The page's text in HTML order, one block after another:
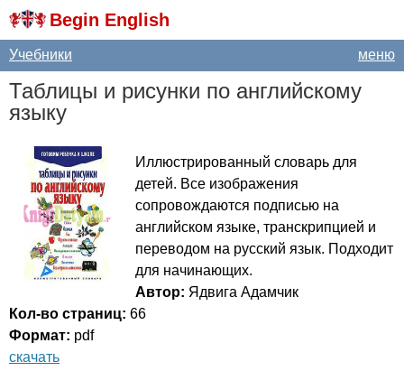
Begin English
меню
Учебники
Таблицы и рисунки по английскому
языку
Иллюстрированный словарь для
детей. Все изображения
сопровождаются подписью на
английском языке, транскрипцией и
переводом на русский язык. Подходит
для начинающих.
Автор: Ядвига Адамчик
Кол-во страниц: 66
Формат: pdf
скачать